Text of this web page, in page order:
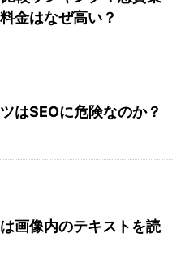
金はなぜ高い？
はSEOに危険なのか？
画像内のテキストを読